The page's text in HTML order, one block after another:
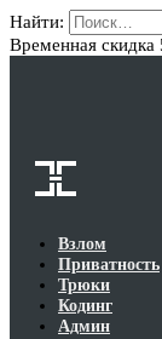
Найти:
Временная скидка
Взлом
Приватность
Трюки
Кодинг
Админ